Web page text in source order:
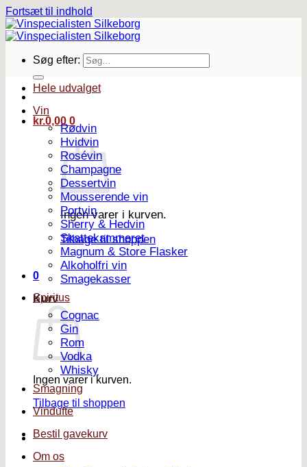
Fortsæt til indhold
Søg efter:
kr.0,00 0
Ingen varer i kurven.
Tilbage til shoppen
0
Kurv
Ingen varer i kurven.
Tilbage til shoppen
Hele udvalget
Vin
Rødvin
Hvidvin
Rosévin
Champagne
Dessertvin
Mousserende vin
Portvin
Sherry & Hedvin
Skattekammeret
Magnum & Store Flasker
Alkoholfri vin
Smagekasser
Spiritus
Cognac
Gin
Rom
Vodka
Whisky
Smagning
Vindufte
Bestil gavekurv
Om os